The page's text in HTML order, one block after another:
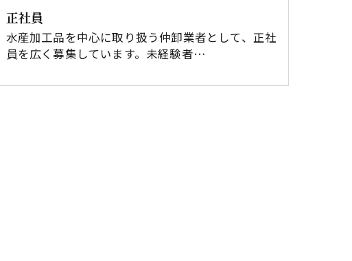
正社員
水産加工品を中心に取り扱う仲卸業者として、正社
員を広く募集しています。未経験者…